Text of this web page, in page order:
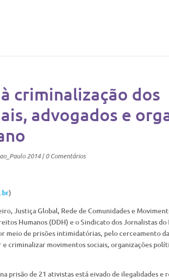
criminalização dos
advogados e
2014|0 Comentários
)
Justiça Global, Rede de Comunidades e
Humanos (DDH) e o Sindicato dos Jornalistas do
meio de prisões intimidatórias, pelo cerceamento
criminalizar movimentos sociais, organizações
prisão de 21 ativistas está eivado de ilegalidades e